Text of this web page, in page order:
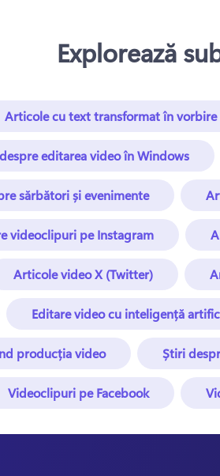
Explorează
Articole cu text transformat în
editarea video în Windows
sărbători și evenimente
videoclipuri pe Instagram
Articole video X (Twitter)
Editare video cu inteligență
producția video Știri
Videoclipuri pe Facebook